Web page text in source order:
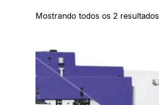
Mostrando todos os 2 resultados